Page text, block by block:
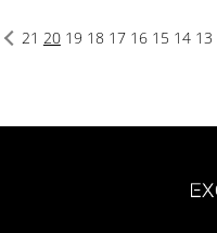
13
14
15
16
17
18
19
20
21